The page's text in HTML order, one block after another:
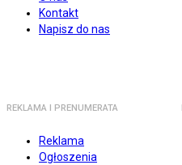
Kontakt
Napisz do nas
REKLAMA I PRENUMERATA
Reklama
Ogłoszenia